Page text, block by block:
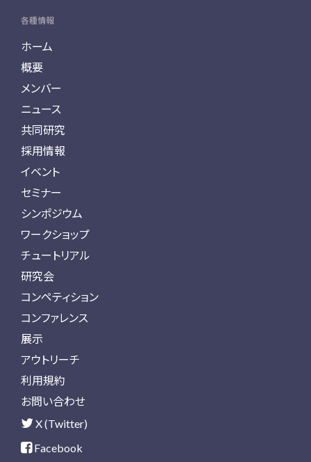
各種情報
ホーム
概要
メンバー
ニュース
共同研究
採用情報
イベント
セミナー
シンポジウム
ワークショップ
チュートリアル
研究会
コンペティション
コンファレンス
展示
アウトリーチ
利用規約
お問い合わせ
X (Twitter)
Facebook